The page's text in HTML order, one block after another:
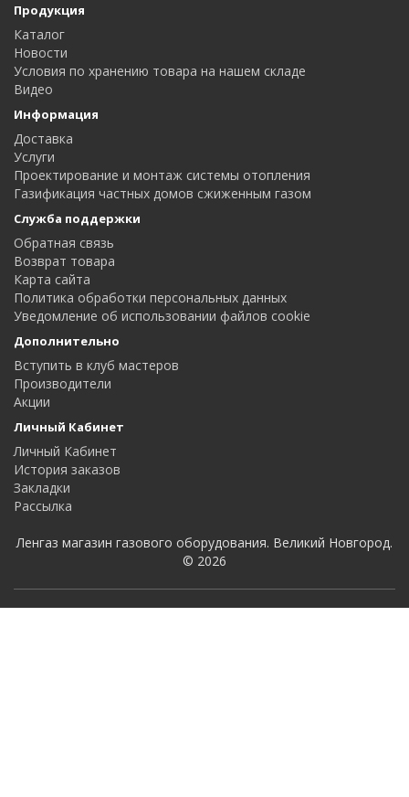
Продукция
Каталог
Новости
Условия по хранению товара на нашем складе
Видео
Информация
Доставка
Услуги
Проектирование и монтаж системы отопления
Газификация частных домов сжиженным газом
Служба поддержки
Обратная связь
Возврат товара
Карта сайта
Политика обработки персональных данных
Уведомление об использовании файлов cookie
Дополнительно
Вступить в клуб мастеров
Производители
Акции
Личный Кабинет
Личный Кабинет
История заказов
Закладки
Рассылка
Ленгаз магазин газового оборудования. Великий Новгород.
© 2026